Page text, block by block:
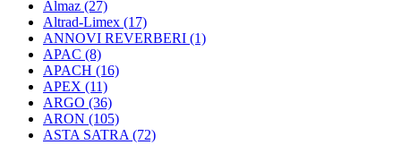
Almaz (27)
Altrad-Limex (17)
ANNOVI REVERBERI (1)
APAC (8)
APACH (16)
APEX (11)
ARGO (36)
ARON (105)
ASTA SATRA (72)